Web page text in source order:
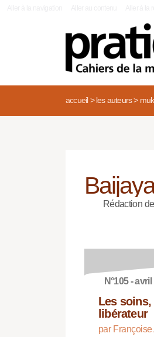
accueil> les auteurs>
Rédaction
N°105 -
Les
libérateur
par